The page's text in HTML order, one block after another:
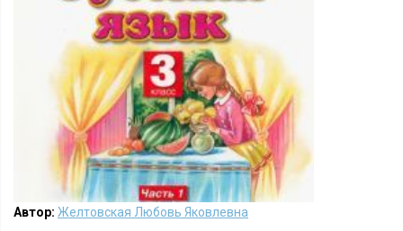
Автор: Желтовская Любовь Яковлевна